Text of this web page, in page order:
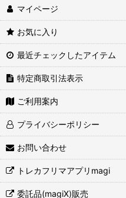
マイページ
お気に入り
最近チェックしたアイテム
特定商取引法表示
ご利用案内
プライバシーポリシー
お問い合わせ
トレカフリマアプリmagi
委託品(magiX)販売